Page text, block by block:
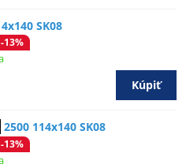
SK08
-13%
Kúpiť
2500 114x140 SK08
-13%